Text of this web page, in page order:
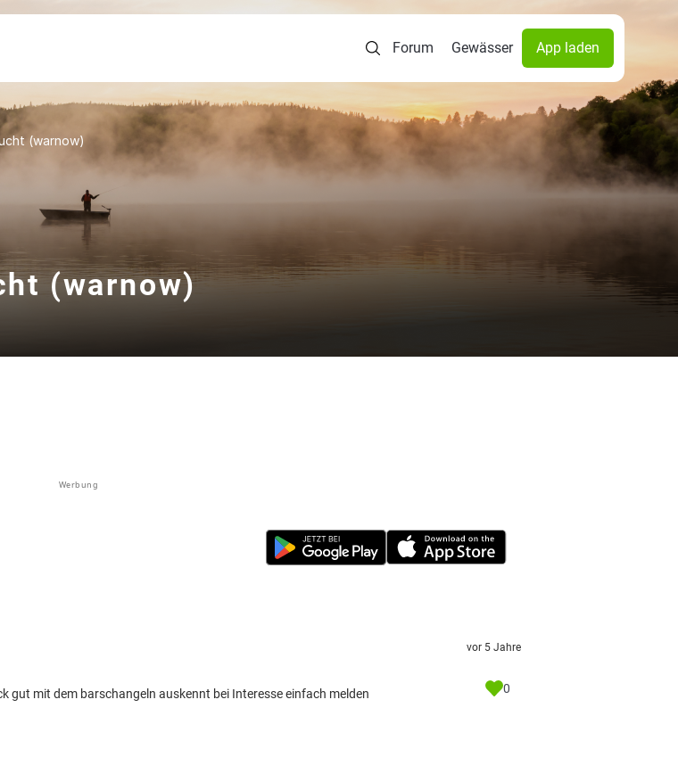
Forum Gewässer App laden
(warnow)
(warnow)
Werbung
gut mit dem barschangeln auskennt bei Interesse einfach melden
vor 5 Jahre
0